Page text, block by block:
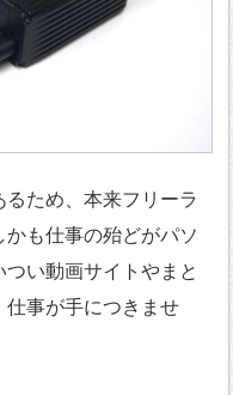
ため、本来フリーラ
も仕事の殆どがパソ
い動画サイトやまと
仕事が手につきませ